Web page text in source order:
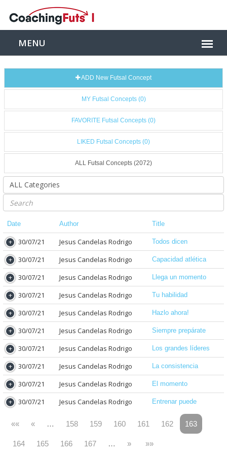
ADD New Futsal Concept
MY Futsal Concepts (0)
FAVORITE Futsal Concepts (0)
LIKED Futsal Concepts (0)
ALL Futsal Concepts (2072)
Date Author Title
30/07/21 Jesus Candelas Rodrigo Todos dicen
30/07/21 Jesus Candelas Rodrigo Capacidad atlética
30/07/21 Jesus Candelas Rodrigo Llega un momento
30/07/21 Jesus Candelas Rodrigo Tu habilidad
30/07/21 Jesus Candelas Rodrigo Hazlo ahora!
30/07/21 Jesus Candelas Rodrigo Siempre prepárate
30/07/21 Jesus Candelas Rodrigo Los grandes líderes
30/07/21 Jesus Candelas Rodrigo La consistencia
30/07/21 Jesus Candelas Rodrigo El momento
30/07/21 Jesus Candelas Rodrigo Entrenar puede
«« « … 158 159 160 161 162 163
164 165 166 167 … » »»